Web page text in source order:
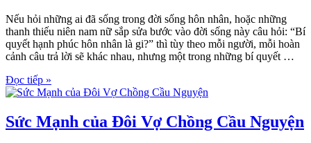
Nếu hỏi những ai đã sống trong đời sống hôn nhân, hoặc những
thanh thiếu niên nam nữ sắp sửa bước vào đời sống này câu hỏi: “Bí
quyết hạnh phúc hôn nhân là gi?” thì tùy theo mỗi người, mỗi hoàn
cảnh câu trả lời sẽ khác nhau, nhưng một trong những bí quyết …
Đọc tiếp »
Sức Mạnh của Đôi Vợ Chồng Cầu Nguyện